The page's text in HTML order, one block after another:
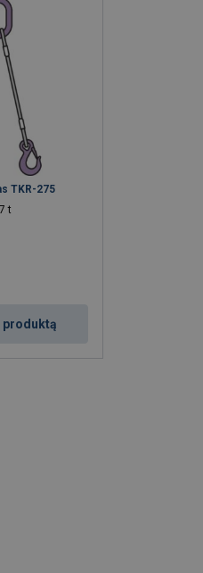
TKR-275
t
produktą